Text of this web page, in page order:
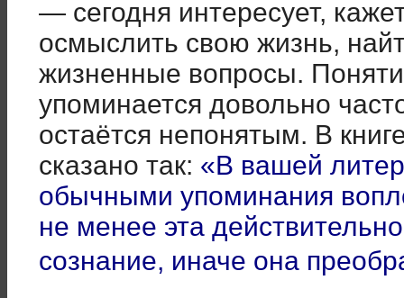
— сегодня интересует,
осмыслить свою жизнь,
жизненные вопросы.
упоминается довольно
остаётся непонятым. В
сказано так: «В вашей
обычными упоминания
не менее эта
сознание, иначе она